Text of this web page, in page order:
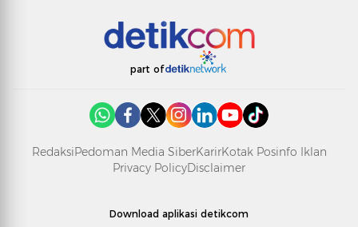
part of
RedaksiPedoman Media SiberKarirKotak Posinfo Iklan
Privacy PolicyDisclaimer
Download aplikasi detikcom